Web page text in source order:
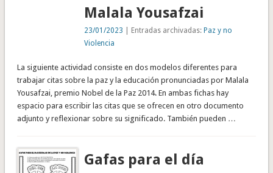
Malala Yousafzai
23/01/2023 | Entradas archivadas:Paz y no
Violencia
La siguiente actividad consiste en dos modelos diferentes para
trabajar citas sobre la paz y la educación pronunciadas por Malala
Yousafzai, premio Nobel de la Paz 2014. En ambas fichas hay
espacio para escribir las citas que se ofrecen en otro documento
adjunto y reflexionar sobre su significado. También pueden …
Gafas para el día